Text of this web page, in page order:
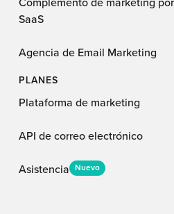
Complemento de marketing
SaaS
Agencia de Email Marketing
PLANES
Plataforma de marketing
API de correo electrónico
Asistencia Nuevo